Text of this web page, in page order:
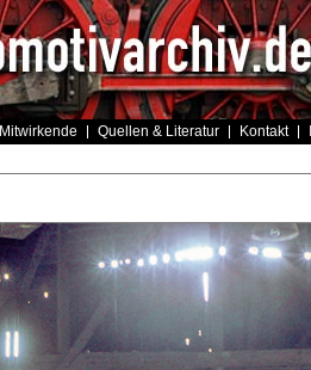
Mitwirkende Quellen & Literatur Kontakt